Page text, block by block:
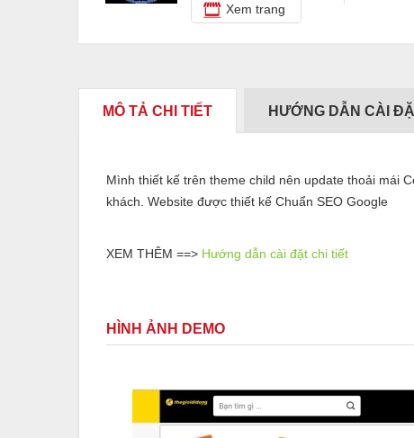
Xem trang
MÔ TẢ CHI TIẾT HƯỚNG DẪN CÀI
Mình thiết kế trên theme child nên update thoải mái
khách. Website được thiết kế Chuẩn SEO Google
XEM THÊM ==> Hướng dẫn cài đặt chi tiết
HÌNH ẢNH DEMO